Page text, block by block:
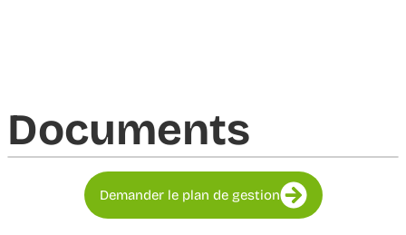
Documents​
Demander le plan de gestion